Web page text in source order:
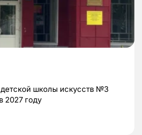
школы искусств №3
2027 году